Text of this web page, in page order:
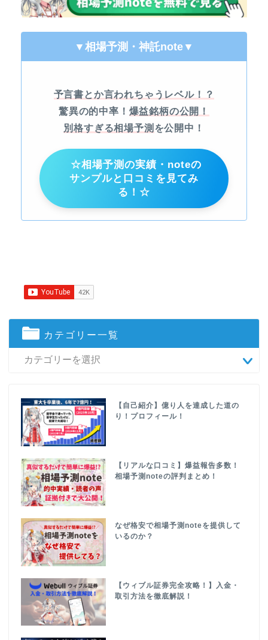
▼相場予測・神託note ▼
予言書とか言われちゃうレベル！？
驚異の的中率！ 爆益銘柄の公開！
別格すぎる相場予測 を公開中！
☆相場予測の実績・noteの
サンプルと口コミを見てみ
る！☆
カテゴリー一覧
【自己紹介】億り人を達成した道の
り！プロフィール！
【リアルな口コミ】爆益報告多数！
相場予測noteの評判まとめ！
なぜ格安で相場予測noteを提供して
いるのか？
【ウィブル証券完全攻略！】入金・
取引方法を徹底解説！